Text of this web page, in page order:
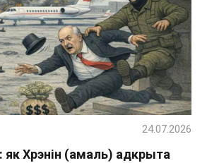
як Хрэнін (амаль) адкрыта
24.07.2026